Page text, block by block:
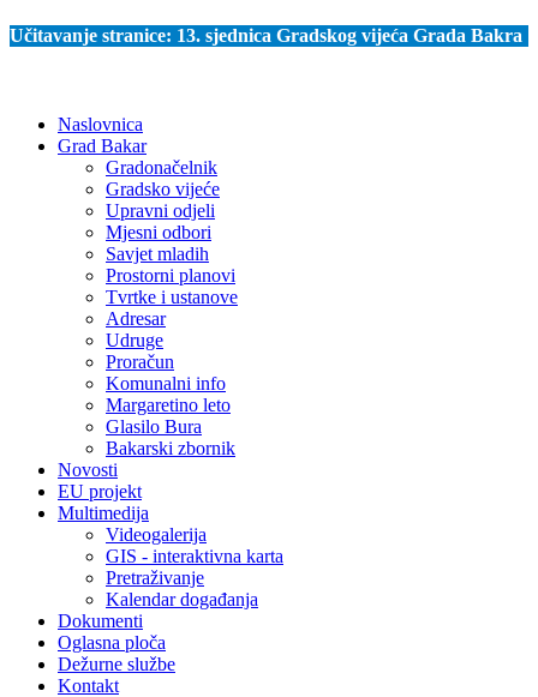
Učitavanje stranice: 13. sjednica Gradskog vijeća Grada Bakra
Naslovnica
Grad Bakar
Gradonačelnik
Gradsko vijeće
Upravni odjeli
Mjesni odbori
Savjet mladih
Prostorni planovi
Tvrtke i ustanove
Adresar
Udruge
Proračun
Komunalni info
Margaretino leto
Glasilo Bura
Bakarski zbornik
Novosti
EU projekt
Multimedija
Videogalerija
GIS - interaktivna karta
Pretraživanje
Kalendar događanja
Dokumenti
Oglasna ploča
Dežurne službe
Kontakt